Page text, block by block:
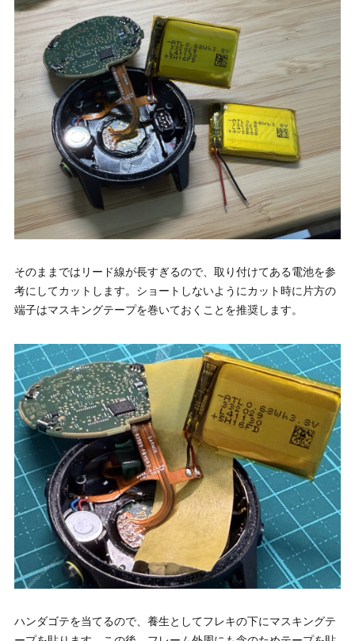
そのままではリード線が長すぎるので、取り付けてある電池を参
考にしてカットします。ショートしないようにカット時に片方の
端子はマスキングテープを巻いておくことを推奨します。
ハンダゴテを当てるので、養生としてフレキの下にマスキングテ